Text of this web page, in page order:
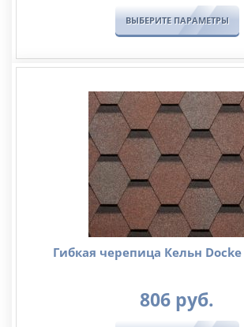
ВЫБЕРИТЕ ПАРАМЕТРЫ
Гибкая черепица Кельн Docke
806 руб.